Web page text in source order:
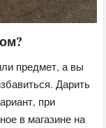
предмет, а вы
Дарить
при
в магазине на